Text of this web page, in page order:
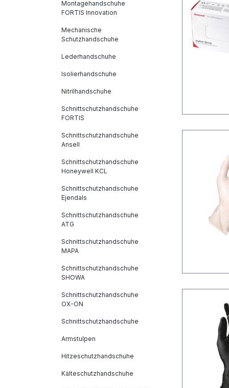
Montagehandschuhe
FORTIS Innovation
Mechanische
Schutzhandschuhe
Lederhandschuhe
Isolierhandschuhe
Nitrilhandschuhe
Schnittschutzhandschuhe
FORTIS
Schnittschutzhandschuhe
Ansell
Schnittschutzhandschuhe
Honeywell KCL
Schnittschutzhandschuhe
Ejendals
Schnittschutzhandschuhe
ATG
Schnittschutzhandschuhe
MAPA
Schnittschutzhandschuhe
SHOWA
Schnittschutzhandschuhe
OX-ON
Schnittschutzhandschuhe
Armstulpen
Hitzeschutzhandschuhe
Kälteschutzhandschuhe